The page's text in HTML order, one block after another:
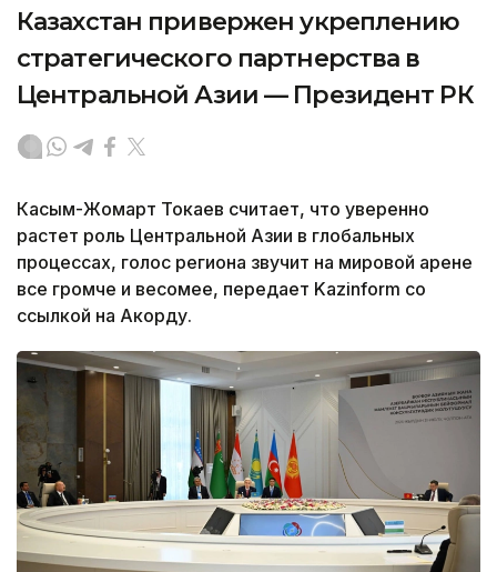
Казахстан привержен укреплению
стратегического партнерства в
Центральной Азии — Президент РК
Касым-Жомарт Токаев считает, что уверенно
растет роль Центральной Азии в глобальных
процессах, голос региона звучит на мировой арене
все громче и весомее, передает Kazinform со
ссылкой на Акорду.